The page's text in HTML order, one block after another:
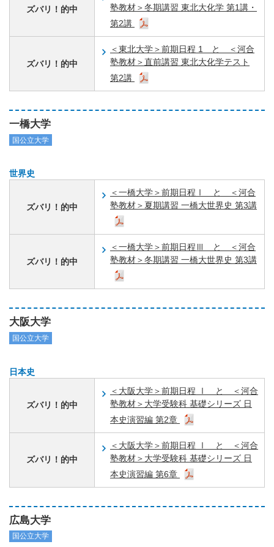
ズバリ！的中
塾教材＞冬期講習 東北大化学 第1講・
第2講
ズバリ！的中
＜東北大学＞前期日程 1 と ＜河合
塾教材＞直前講習 東北大化学テスト
第2講
一橋大学
国公立大学
世界史
ズバリ！的中
＜一橋大学＞前期日程Ⅰ と ＜河合
塾教材＞夏期講習 一橋大世界史 第3講
ズバリ！的中
＜一橋大学＞前期日程Ⅲ と ＜河合
塾教材＞冬期講習 一橋大世界史 第3講
大阪大学
国公立大学
日本史
ズバリ！的中
＜大阪大学＞前期日程 Ⅰ と ＜河合
塾教材＞大学受験科 基礎シリーズ 日
本史演習編 第2章
ズバリ！的中
＜大阪大学＞前期日程 Ⅰ と ＜河合
塾教材＞大学受験科 基礎シリーズ 日
本史演習編 第6章
広島大学
国公立大学